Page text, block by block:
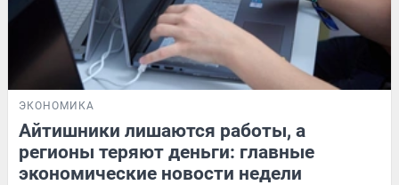
ЭКОНОМИКА
Айтишники лишаются работы, а
регионы теряют деньги: главные
экономические новости недели